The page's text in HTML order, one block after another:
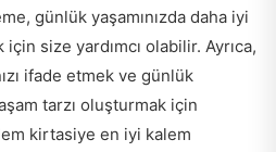
günlük yaşamınızda daha iyi
size yardımcı olabilir. Ayrıca,
ifade etmek ve günlük
tarzı oluşturmak için
kirtasiye en iyi kalem